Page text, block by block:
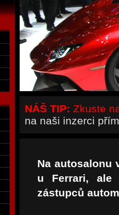
NÁŠ TIP: Zkuste
na naši inzerci
Na autosalonu
u Ferrari,
zástupců